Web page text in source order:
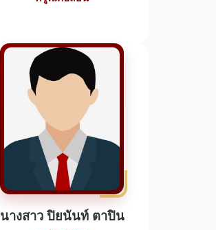
นางสาว ปิยนันท์ ตาปิน